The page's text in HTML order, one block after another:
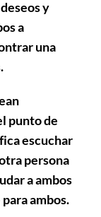
y
a
una
punto de
escuchar
persona
a ambos
ambos.